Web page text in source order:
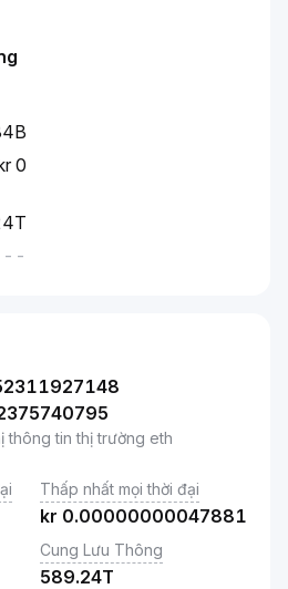
0
--
thông tin thị trường eth
Thấp nhất mọi thời đại
kr 0.00000000047881
Cung Lưu Thông
589.24T